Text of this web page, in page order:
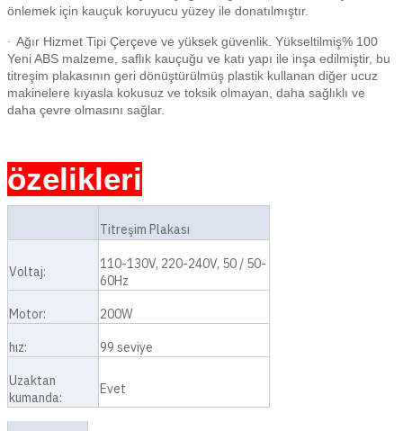
önlemek için kauçuk koruyucu yüzey ile donatılmıştır.
· Ağır Hizmet Tipi Çerçeve ve yüksek güvenlik. Yükseltilmiş% 100
Yeni ABS malzeme, saflık kauçuğu ve katı yapı ile inşa edilmiştir, bu
titreşim plakasının geri dönüştürülmüş plastik kullanan diğer ucuz
makinelere kıyasla kokusuz ve toksik olmayan, daha sağlıklı ve
daha çevre olmasını sağlar.
özelikleri
Titreşim Plakası
Voltaj:
110-130V, 220-240V, 50 / 50-
60Hz
Motor: 200W
hız: 99 seviye
Uzaktan
kumanda:
Evet